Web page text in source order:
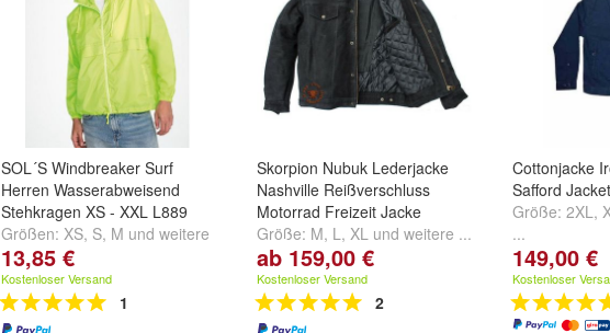
SOL´S Windbreaker Surf
Herren Wasserabweisend
Stehkragen XS - XXL L889
Größen: XS, S, M und weitere
...
13,85 €
Kostenloser Versand
1
Skorpion Nubuk Lederjacke
Nashville Reißverschluss
Motorrad Freizeit Jacke
Größe: M, L, XL und weitere ...
ab 159,00 €
Kostenloser Versand
2
Cottonjacke
Safford
Größe: 2XL,
...
149,00 €
Kostenloser